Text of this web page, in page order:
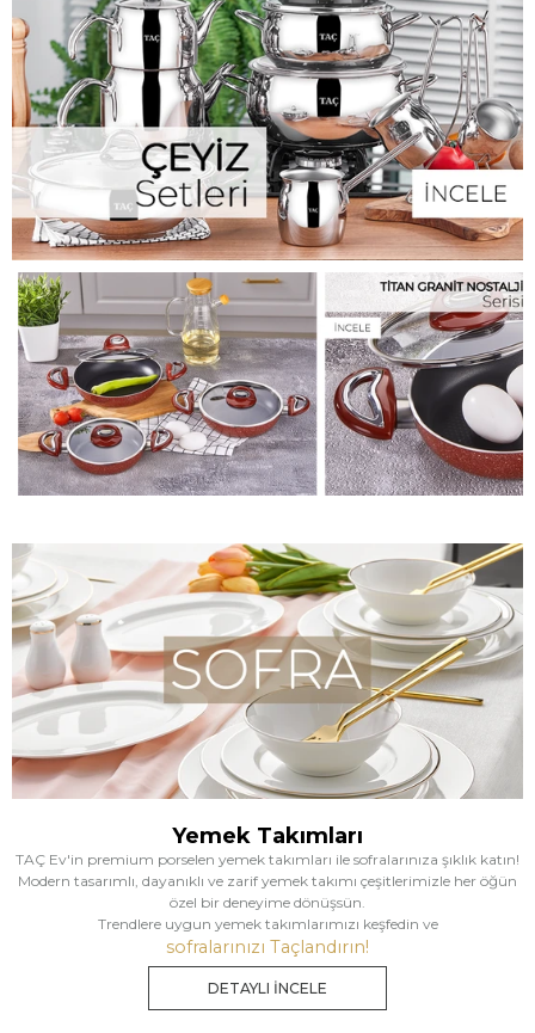
Yemek Takımları
TAÇ Ev'in premium porselen yemek takımları ile sofralarınıza şıklık katın!
Modern tasarımlı, dayanıklı ve zarif yemek takımı çeşitlerimizle her öğün
özel bir deneyime dönüşsün.
Trendlere uygun yemek takımlarımızı keşfedin ve
sofralarınızı Taçlandırın!
DETAYLI İNCELE